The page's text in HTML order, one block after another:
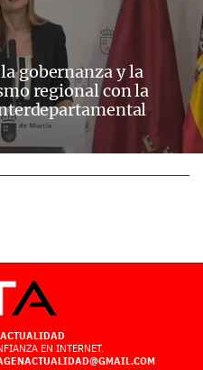
gobernanza y la
regional con la
EN INTERNET.